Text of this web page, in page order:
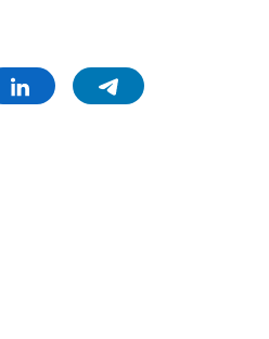
Linkedin Telegram